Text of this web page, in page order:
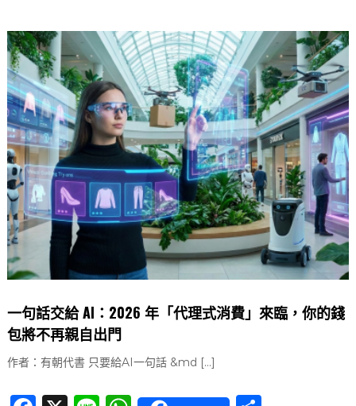
c
e
b
o
o
k
e at
s
A
p
p
一句話交給 AI：2026 年「代理式消費」來臨，你的錢
包將不再親自出門
作者：有朝代書 只要給AI一句話 &md […]